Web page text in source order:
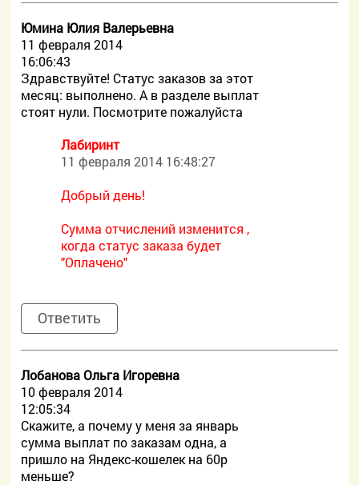
Юмина Юлия Валерьевна
11 февраля 2014
16:06:43
Здравствуйте! Статус заказов за этот
месяц: выполнено. А в разделе выплат
стоят нули. Посмотрите пожалуйста
Лабиринт
11 февраля 2014 16:48:27
Добрый день!
Сумма отчислений изменится ,
когда статус заказа будет
"Оплачено"
Ответить
Лобанова Ольга Игоревна
10 февраля 2014
12:05:34
Скажите, а почему у меня за январь
сумма выплат по заказам одна, а
пришло на Яндекс-кошелек на 60р
меньше?